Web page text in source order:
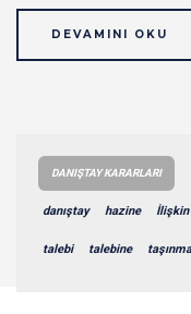
DEVAMINI OKU
DANIŞTAY KARARLARI
danıştay hazine İlişkin
talebi talebine